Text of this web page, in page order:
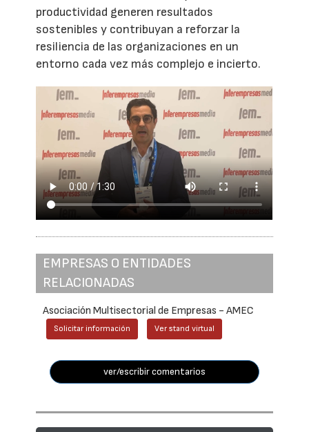
productividad generen resultados
sostenibles y contribuyan a reforzar la
resiliencia de las organizaciones en un
entorno cada vez más complejo e incierto.
EMPRESAS O ENTIDADES
RELACIONADAS
Asociación Multisectorial de Empresas - AMEC
Solicitar información Ver stand virtual
ver/escribir comentarios